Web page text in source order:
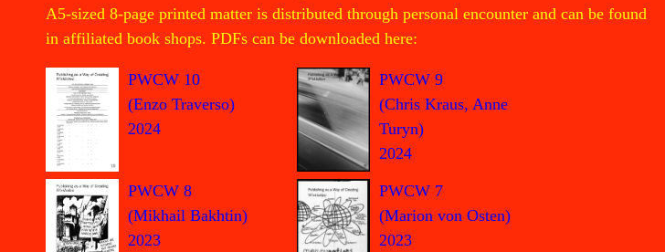
A5-sized 8-page printed matter is distributed through personal encounter and can be found
in affiliated book shops. PDFs can be downloaded here:
PWCW 10
(Enzo Traverso)
2024
PWCW 9
(Chris Kraus, Anne
Turyn)
2024
PWCW 8
(Mikhail Bakhtin)
2023
PWCW 7
(Marion von Osten)
2023